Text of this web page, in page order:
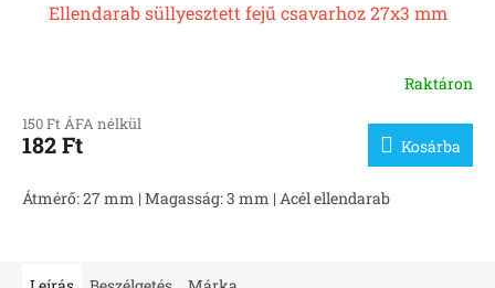
Ellendarab süllyesztett fejű csavarhoz 27x3 mm
Raktáron
150 Ft ÁFA nélkül
182 Ft Kosárba
Átmérő: 27 mm | Magasság: 3 mm | Acél ellendarab